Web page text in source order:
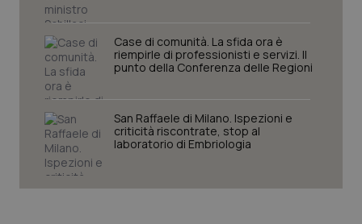
Case di comunità. La sfida ora è
riempirle di professionisti e servizi. Il
punto della Conferenza delle Regioni
San Raffaele di Milano. Ispezioni e
criticità riscontrate, stop al
laboratorio di Embriologia
Necessari Statistici Marketing
I cookie necessari contribuiscono a rendere fruibile il
sito web abilitandone funzionalità di base quali la
navigazione sulle pagine e l'accesso alle aree
protette del sito. Il sito web non è in grado di
funzionare correttamente senza questi cookie.
Nome
Fornitore
VISITOR_PRIVACY_METADATA